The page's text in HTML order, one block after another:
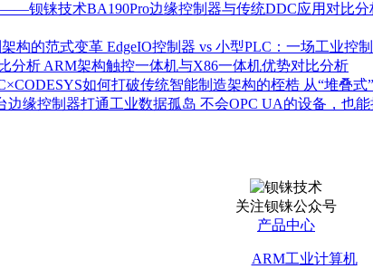
EdgeIO控制器 vs 小型PLC：一场工业控
ARM架构触控一体机与X86一体机优势对比分析
从“堆叠式
不会OPC UA的设备，也
关注钡铼公众号
产品中心
ARM工业计算机